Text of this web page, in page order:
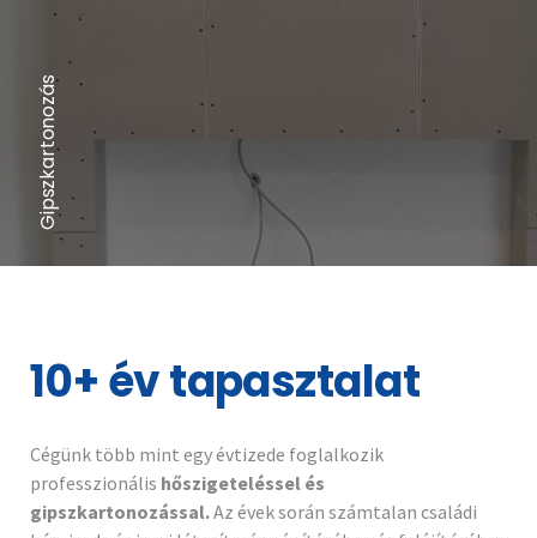
Gipszkartonozás
10+ év tapasztalat
Cégünk több mint egy évtizede foglalkozik
professzionális hőszigeteléssel és
gipszkartonozással.Az évek során számtalan családi